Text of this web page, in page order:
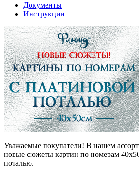
Документы
Инструкции
Уважаемые покупатели! В нашем
новые сюжеты картин по номерам
поталью.